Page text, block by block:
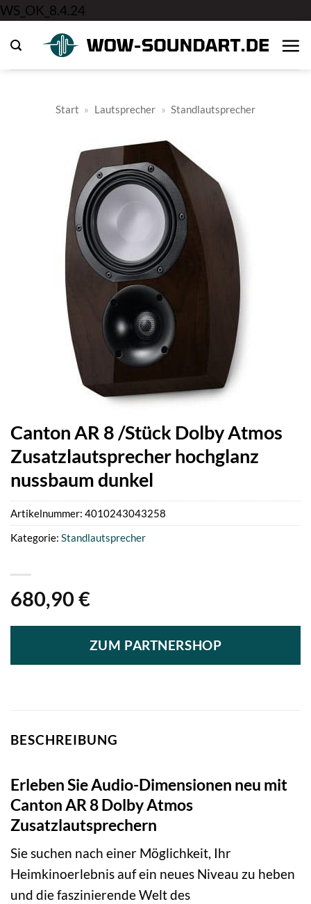
WS_OK_8.4.24
springen
Start » Lautsprecher » Standlautsprecher
Canton AR 8 /Stück Dolby Atmos
Zusatzlautsprecher hochglanz
nussbaum dunkel
680,90 €
ZUM PARTNERSHOP
Artikelnummer: 4010243043258
Kategorie: Standlautsprecher
BESCHREIBUNG
Erleben Sie Audio-Dimensionen neu mit
Canton AR 8 Dolby Atmos
Zusatzlautsprechern
Sie suchen nach einer Möglichkeit, Ihr
Heimkinoerlebnis auf ein neues Niveau zu heben
und die faszinierende Welt des